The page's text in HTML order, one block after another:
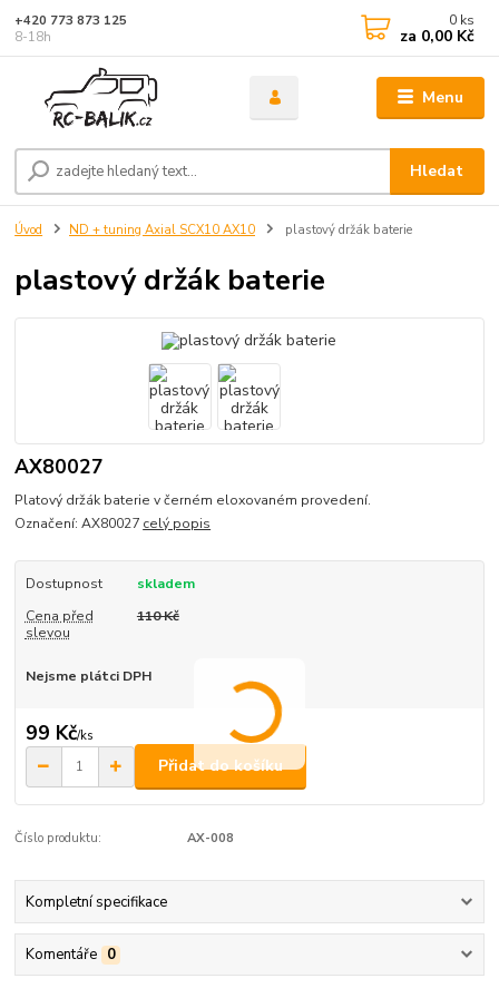
Menu
Hledat
+420 773 873 125
8-18h
0 ks
za 0,00 Kč
Úvod ND + tuning Axial SCX10 AX10 plastový držák baterie
plastový držák baterie
AX80027
Platový držák baterie v černém eloxovaném provedení.
Označení: AX80027 celý popis
Dostupnost
skladem
Cena před
slevou
110 Kč
Nejsme plátci DPH
99 Kč/ks
Přidat do košíku
Číslo produktu: AX-008
Kompletní specifikace
Komentáře 0